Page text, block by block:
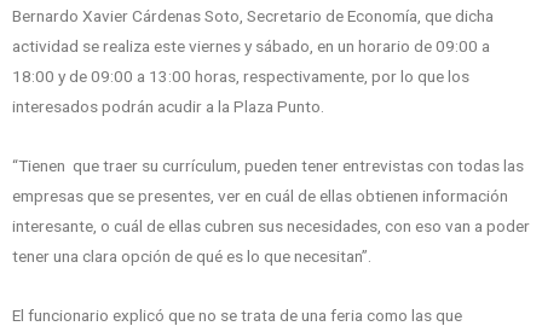
Bernardo Xavier Cárdenas Soto, Secretario de Economía, que dicha
actividad se realiza este viernes y sábado, en un horario de 09:00 a
18:00 y de 09:00 a 13:00 horas, respectivamente, por lo que los
interesados podrán acudir a la Plaza Punto.
“Tienen que traer su currículum, pueden tener entrevistas con todas las
empresas que se presentes, ver en cuál de ellas obtienen información
interesante, o cuál de ellas cubren sus necesidades, con eso van a poder
tener una clara opción de qué es lo que necesitan”.
El funcionario explicó que no se trata de una feria como las que